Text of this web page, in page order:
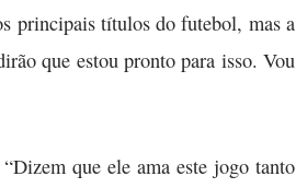
principais títulos do futebol, mas a
que estou pronto para isso. Vou
que ele ama este jogo tanto